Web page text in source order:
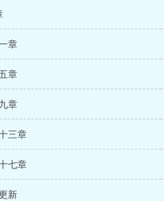
章
章
章
三章
七章
新